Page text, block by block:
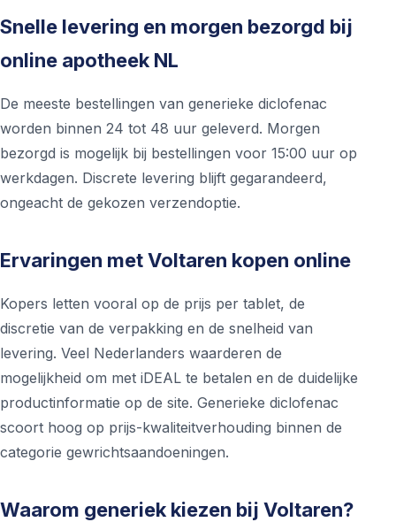
Snelle levering en morgen bezorgd bij
online apotheek NL
De meeste bestellingen van generieke diclofenac
worden binnen 24 tot 48 uur geleverd. Morgen
bezorgd is mogelijk bij bestellingen voor 15:00 uur op
werkdagen. Discrete levering blijft gegarandeerd,
ongeacht de gekozen verzendoptie.
Ervaringen met Voltaren kopen online
Kopers letten vooral op de prijs per tablet, de
discretie van de verpakking en de snelheid van
levering. Veel Nederlanders waarderen de
mogelijkheid om met iDEAL te betalen en de duidelijke
productinformatie op de site. Generieke diclofenac
scoort hoog op prijs-kwaliteitverhouding binnen de
categorie gewrichtsaandoeningen.
Waarom generiek kiezen bij Voltaren?